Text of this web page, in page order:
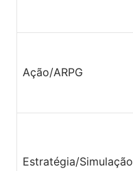
Ação/ARPG
Estratégia/Simulação